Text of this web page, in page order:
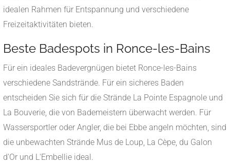
idealen Rahmen für Entspannung und verschiedene
Freizeitaktivitäten bieten.
Beste Badespots in Ronce-les-Bains
Für ein ideales Badevergnügen bietet Ronce-les-Bains
verschiedene Sandstrände. Für ein sicheres Baden
entscheiden Sie sich für die Strände La Pointe Espagnole und
La Bouverie, die von Bademeistern überwacht werden. Für
Wassersportler oder Angler, die bei Ebbe angeln möchten, sind
die unbewachten Strände Mus de Loup, La Cèpe, du Galon
d'Or und L'Embellie ideal.